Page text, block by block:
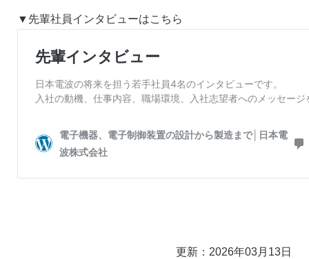
▼先輩社員インタビューはこちら
更新：2026年03月13日